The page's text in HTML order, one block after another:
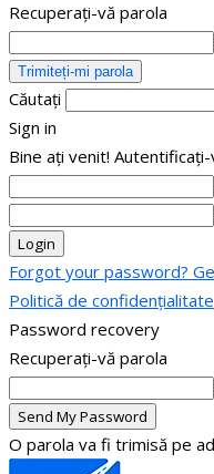
Recuperați-vă parola
Căutați
Sign in
Bine ați venit!
Forgot your password?
Politică de confidențialitate
Password recovery
Recuperați-vă parola
O parola va fi trimisă pe